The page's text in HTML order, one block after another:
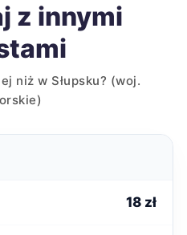
z innymi
niż w Słupsku? (woj.
18 zł